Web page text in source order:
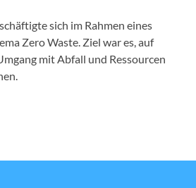
sich im Rahmen eines
Zero Waste. Ziel war es, auf
mit Abfall und Ressourcen